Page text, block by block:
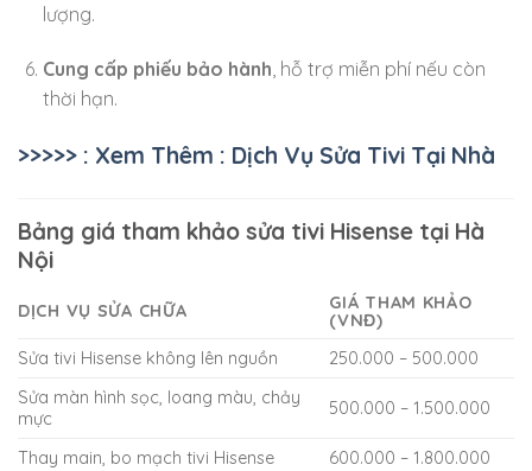
lượng.
Cung cấp phiếu bảo hành , hỗ trợ miễn phí nếu còn
thời hạn.
>>>>> : Xem Thêm : Dịch Vụ Sửa Tivi Tại Nhà
Bảng giá tham khảo sửa tivi Hisense tại Hà
Nội
DỊCH VỤ SỬA CHỮA
GIÁ THAM KHẢO
(VNĐ)
Sửa tivi Hisense không lên nguồn
250.000 – 500.000
Sửa màn hình sọc, loang màu, chảy
mực
500.000 – 1.500.000
Thay main, bo mạch tivi Hisense
600.000 – 1.800.000